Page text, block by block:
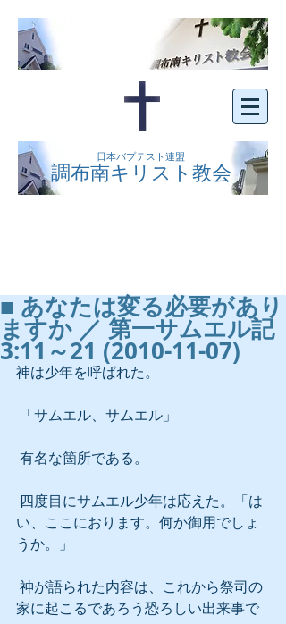
日本バプテスト連盟
調布南キリスト教会
■ あなたは変る必要があり
ますか ／ 第一サムエル記
3:11～21 (2010-11-07)
神は少年を呼ばれた。
「サムエル、サムエル」
有名な箇所である。
い、ここにおります。何か御用でしょ
うか。」
家に起こるであろう恐ろしい出来事で